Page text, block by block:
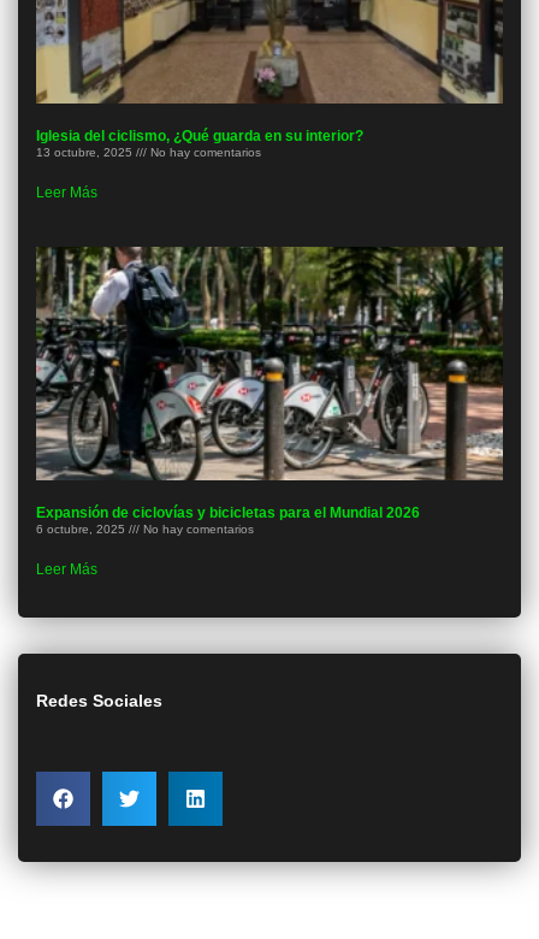
Iglesia del ciclismo, ¿Qué guarda en su interior?
13 octubre, 2025 No hay comentarios
Leer Más
Expansión de ciclovías y bicicletas para el Mundial 2026
6 octubre, 2025 No hay comentarios
Leer Más
Redes Sociales